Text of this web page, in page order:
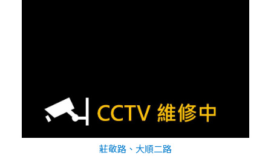
莊敬路、大順二路